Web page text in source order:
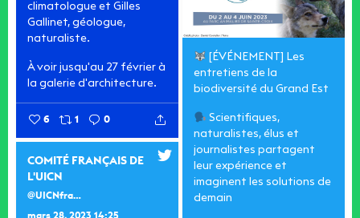
climatologue et Gilles
Gallinet, géologue,
naturaliste.
À voir jusqu'au 27 février à
la galerie d'architecture.
6 1 0
[ÉVÉNEMENT] Les
entretiens de la
biodiversité du Grand Est
Scientifiques,
naturalistes, élus et
journalistes partagent
leur expérience et
imaginent les solutions de
demain
COMITÉ FRANÇAIS DE
L'UICN
@UICNfrance
mars 28, 2023 14:25